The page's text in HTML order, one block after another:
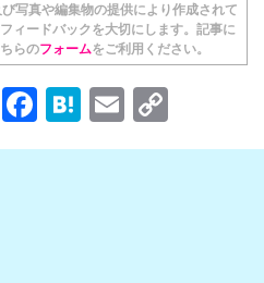
写真や編集物の提供により作成されて
ィードバックを大切にします。記事に
らのフォームをご利用ください。
W
e
F
a
H
at
E
m o